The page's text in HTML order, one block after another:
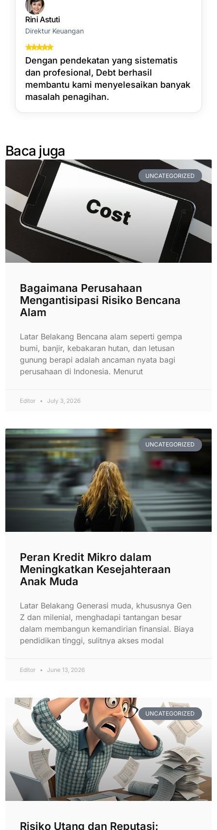
Rini Astuti
Direktur Keuangan
Dengan pendekatan yang sistematis
dan profesional, Debt berhasil
membantu kami menyelesaikan banyak
masalah penagihan.
Baca juga
UNCATEGORIZED
Bagaimana Perusahaan
Mengantisipasi Risiko Bencana
Alam
Latar Belakang Bencana alam seperti gempa
bumi, banjir, kebakaran hutan, dan letusan
gunung berapi adalah ancaman nyata bagi
perusahaan di Indonesia. Menurut
Editor July 3, 2026
UNCATEGORIZED
Peran Kredit Mikro dalam
Meningkatkan Kesejahteraan
Anak Muda
Latar Belakang Generasi muda, khususnya Gen
Z dan milenial, menghadapi tantangan besar
dalam membangun kemandirian finansial. Biaya
pendidikan tinggi, sulitnya akses modal
Editor June 13, 2026
UNCATEGORIZED
Risiko Utang dan Reputasi: